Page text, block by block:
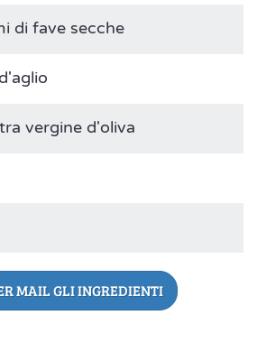
di fave secche
vergine d'oliva
MAIL GLI INGREDIENTI